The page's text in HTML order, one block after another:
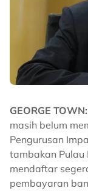
GEORGE TOWN:
masih belum
Pengurusan
tambakan Pulau
mendaftar
pembayaran